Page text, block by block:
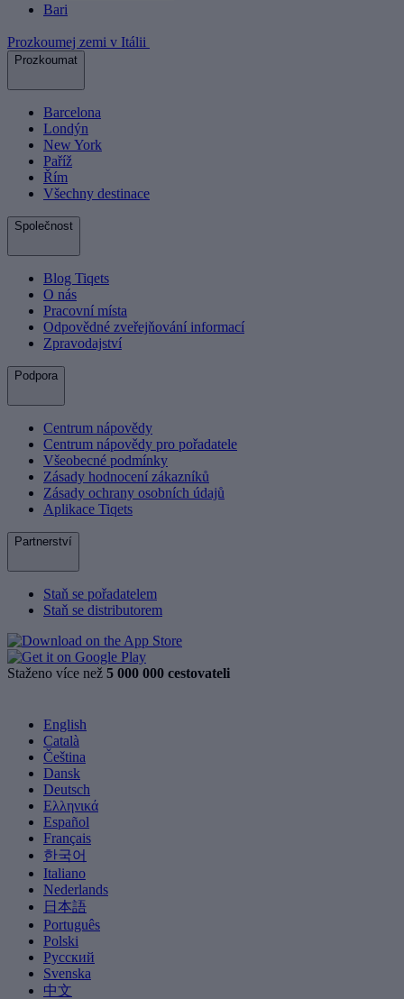
Bari
Prozkoumej zemi v Itálii
Prozkoumat
Barcelona
Londýn
New York
Paříž
Řím
Všechny destinace
Společnost
Blog Tiqets
O nás
Pracovní místa
Odpovědné zveřejňování informací
Zpravodajství
Podpora
Centrum nápovědy
Centrum nápovědy pro pořadatele
Všeobecné podmínky
Zásady hodnocení zákazníků
Zásady ochrany osobních údajů
Aplikace Tiqets
Partnerství
Staň se pořadatelem
Staň se distributorem
Staženo více než 5 000 000 cestovateli
English
Català
Čeština
Dansk
Deutsch
Ελληνικά
Español
Français
한국어
Italiano
Nederlands
日本語
Português
Polski
Русский
Svenska
中文